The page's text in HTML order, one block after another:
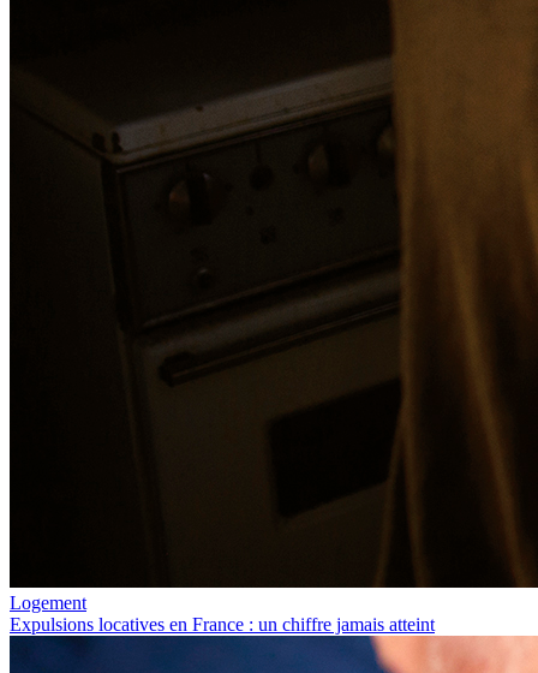
Logement
Expulsions locatives en France : un chiffre jamais atteint